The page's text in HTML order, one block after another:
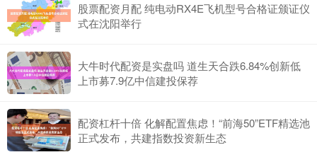
股票配资月配 纯电动RX4E飞机型号合格证颁证仪
式在沈阳举行
大牛时代配资是实盘吗 道生天合跌6.84%创新低
上市募7.9亿中信建投保荐
配资杠杆十倍 化解配置焦虑！“前海50”ETF精选池
正式发布，共建指数投资新生态